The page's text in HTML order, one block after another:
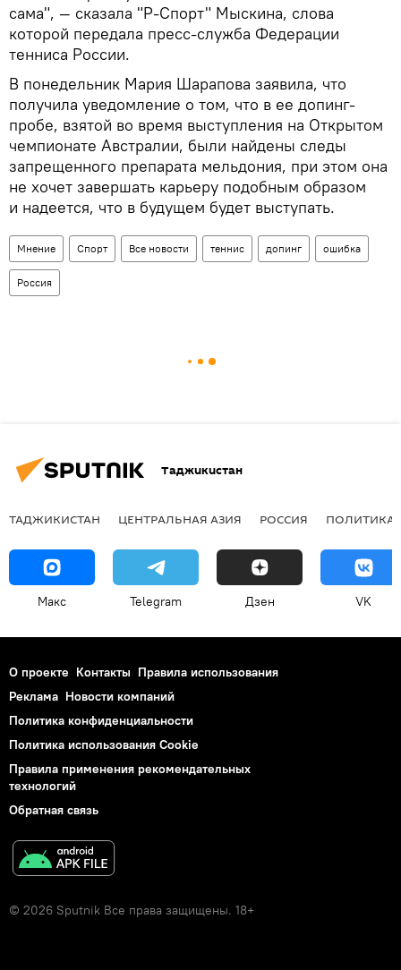
сама", — сказала "Р-Спорт" Мыскина, слова
которой передала пресс-служба Федерации
тенниса России.
В понедельник Мария Шарапова заявила, что
получила уведомление о том, что в ее допинг-
пробе, взятой во время выступления на Открытом
чемпионате Австралии, были найдены следы
запрещенного препарата мельдония, при этом она
не хочет завершать карьеру подобным образом
и надеется, что в будущем будет выступать.
Мнение Спорт Все новости теннис допинг ошибка
Россия
Таджикистан
ТАДЖИКИСТАН ЦЕНТРАЛЬНАЯ АЗИЯ РОССИЯ ПОЛИТИКА
Макс Telegram Дзен VK
О проекте Контакты Правила использования
Реклама Новости компаний
Политика конфиденциальности
Политика использования Cookie
Правила применения рекомендательных
технологий
Обратная связь
© 2026 Sputnik Все права защищены. 18+